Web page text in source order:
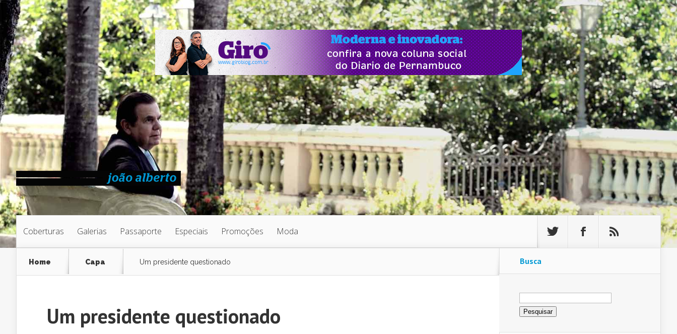
Coberturas Galerias Passaporte Especiais Promoções Moda
Home Capa Um presidente questionado
Um presidente questionado
Busca
Pesquisar
por: